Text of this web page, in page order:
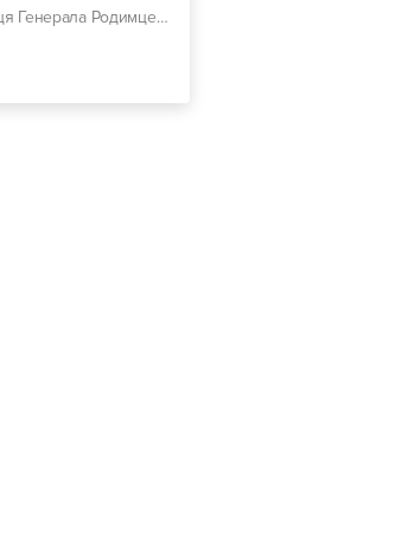
г. Кропивницкий, вулиця Генерала Родимцева, 123